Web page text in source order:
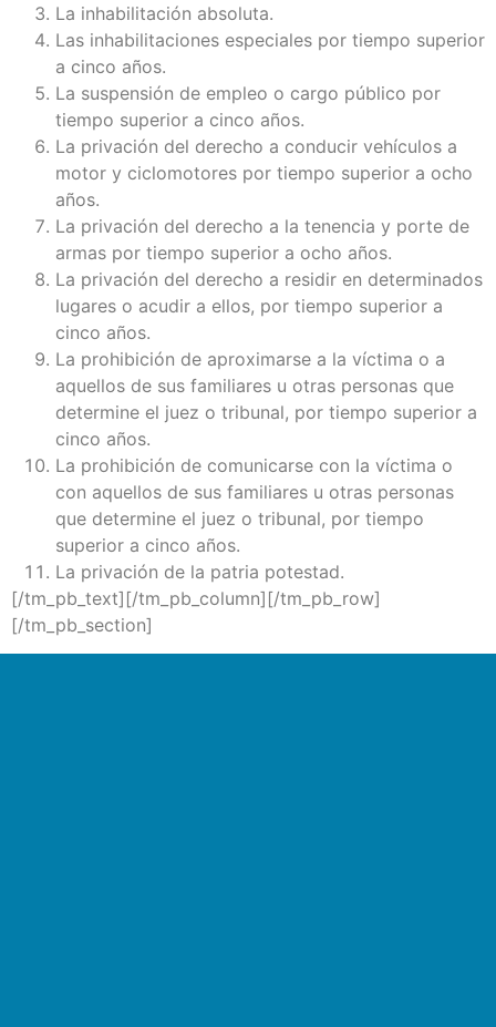
La inhabilitación absoluta.
Las inhabilitaciones especiales por tiempo superior
a cinco años.
La suspensión de empleo o cargo público por
tiempo superior a cinco años.
La privación del derecho a conducir vehículos a
motor y ciclomotores por tiempo superior a ocho
años.
La privación del derecho a la tenencia y porte de
armas por tiempo superior a ocho años.
La privación del derecho a residir en determinados
lugares o acudir a ellos, por tiempo superior a
cinco años.
La prohibición de aproximarse a la víctima o a
aquellos de sus familiares u otras personas que
determine el juez o tribunal, por tiempo superior a
cinco años.
La prohibición de comunicarse con la víctima o
con aquellos de sus familiares u otras personas
que determine el juez o tribunal, por tiempo
superior a cinco años.
La privación de la patria potestad.
[/tm_pb_text][/tm_pb_column][/tm_pb_row]
[/tm_pb_section]